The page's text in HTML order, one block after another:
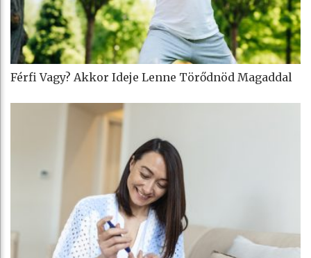
Férfi Vagy? Akkor Ideje Lenne Törődnöd Magaddal